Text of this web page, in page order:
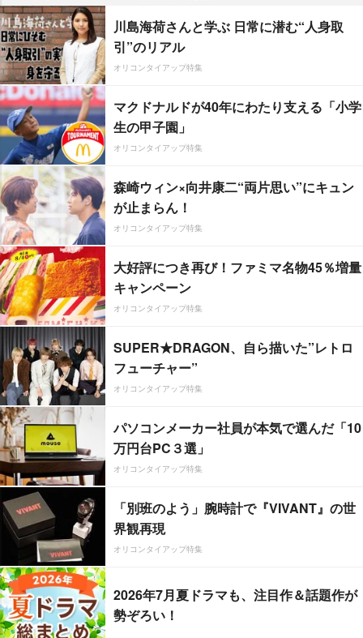
川島海荷さんと学ぶ 日常に潜む“人身取
引”のリアル
オリコンタイアップ特集
マクドナルドが40年にわたり支える「小学
生の甲子園」
オリコンタイアップ特集
森崎ウィン×向井康二“両片思い”にキュン
が止まらん！
オリコンタイアップ特集
大好評につき再び！ファミマ名物45％増量
キャンペーン
オリコンタイアップ特集
SUPER★DRAGON、自ら描いた”レトロ
フューチャー”
オリコンタイアップ特集
パソコンメーカー社員が本気で選んだ「10
万円台PC３選」
オリコンタイアップ特集
「別班のよう」腕時計で『VIVANT』の世
界観再現
オリコンタイアップ特集
2026年7月夏ドラマも、注目作＆話題作が
勢ぞろい！